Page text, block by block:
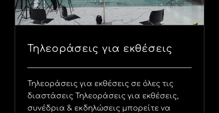
Τηλεοράσεις για εκθέσεις
Τηλεοράσεις για εκθέσεις σε όλες τις
διαστάσεις Τηλεοράσεις για εκθέσεις,
συνέδρια & εκδηλώσεις μπορείτε να